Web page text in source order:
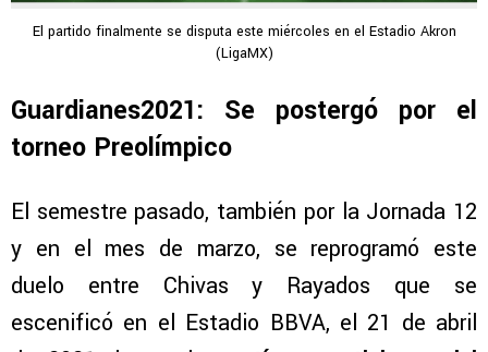
El partido finalmente se disputa este miércoles en el Estadio Akron
(LigaMX)
Guardianes2021: Se postergó por el
torneo Preolímpico
El semestre pasado, también por la Jornada 12
y en el mes de marzo, se reprogramó este
duelo entre Chivas y Rayados que se
escenificó en el Estadio BBVA, el 21 de abril